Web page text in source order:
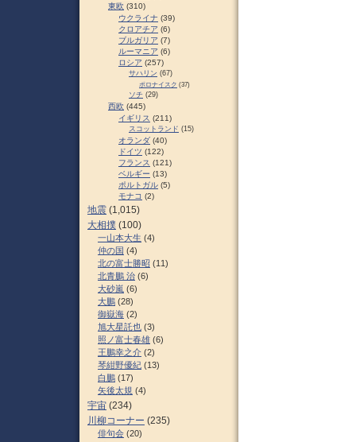
東欧 (310)
ウクライナ (39)
クロアチア (6)
ブルガリア (7)
ルーマニア (6)
ロシア (257)
サハリン (67)
ポロナイスク (37)
ソチ (29)
西欧 (445)
イギリス (211)
スコットランド (15)
オランダ (40)
ドイツ (122)
フランス (121)
ベルギー (13)
ポルトガル (5)
モナコ (2)
地震 (1,015)
大相撲 (100)
一山本大生 (4)
仲の国 (4)
北の富士勝昭 (11)
北青鵬 治 (6)
大砂嵐 (6)
大鵬 (28)
御嶽海 (2)
旭大星託也 (3)
照ノ富士春雄 (6)
王鵬幸之介 (2)
琴紺野優紀 (13)
白鵬 (17)
矢後太規 (4)
宇宙 (234)
川柳コーナー (235)
俳句会 (20)